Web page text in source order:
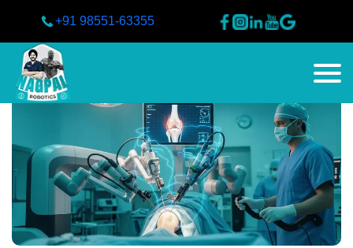
+91 98551-63355